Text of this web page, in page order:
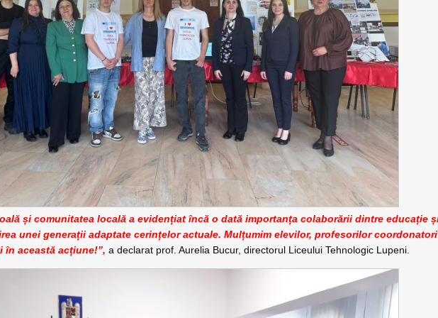
și comunitatea locală a evidențiat încă o dată importanța colaborării dintre educație
unei generații adaptate cerințelor actuale. Mulțumim elevilor, profesorilor coordonatori
această acțiune!”, a declarat prof. Aurelia Bucur, directorul Liceului Tehnologic Lupeni.